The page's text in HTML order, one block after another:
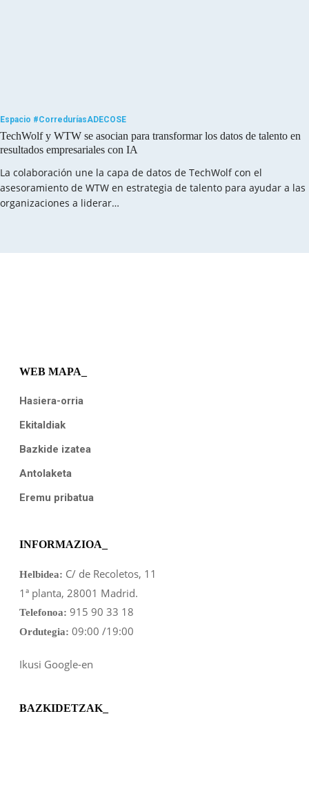
Espacio #CorreduríasADECOSE
TechWolf y WTW se asocian para transformar los datos de talento en
resultados empresariales con IA
La colaboración une la capa de datos de TechWolf con el
asesoramiento de WTW en estrategia de talento para ayudar a las
organizaciones a liderar…
WEB MAPA_
Hasiera-orria
Ekitaldiak
Bazkide izatea
Antolaketa
Eremu pribatua
INFORMAZIOA_
Helbidea: C/ de Recoletos, 11
1ª planta, 28001 Madrid.
Telefonoa: 915 90 33 18
Ordutegia: 09:00 /19:00
Ikusi Google-en
BAZKIDETZAK_